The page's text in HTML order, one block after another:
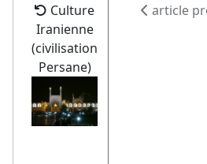
Culture
Iranienne
(civilisation
Persane)
article